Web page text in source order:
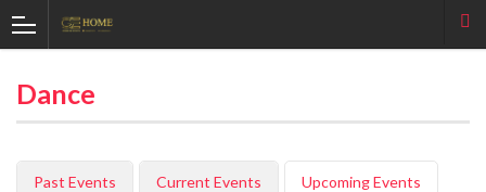
Dance
Past Events Current Events Upcoming Events